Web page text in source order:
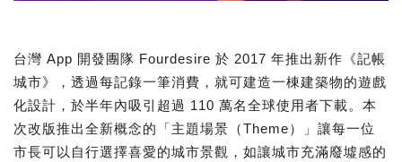
台灣 App 開發團隊 Fourdesire 於 2017 年推出新作《記帳
城市》，透過每記錄一筆消費，就可建造一棟建築物的遊戲
化設計，於半年內吸引超過 110 萬名全球使用者下載。本
次改版推出全新概念的「主題場景（Theme）」讓每一位
市長可以自行選擇喜愛的城市景觀，如讓城市充滿廢墟感的